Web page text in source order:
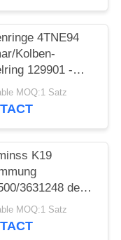
4TNE94
Kolben-
129901 -
lang unter
des
MOQ:1 Satz
K19
3631248 der
TS16969
MOQ:1 Satz